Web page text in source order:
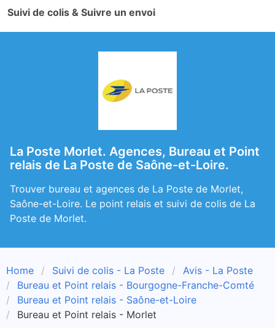
Suivi de colis & Suivre un envoi
La Poste Morlet. Agences, Bureau et Point
relais de La Poste de Saône-et-Loire.
Trouver bureau et agences de La Poste de Morlet,
Saône-et-Loire. Le point relais et suivi de colis de La
Poste de Morlet.
Home Suivi de colis - La Poste
Avis - La Poste
Bureau et Point relais - Bourgogne-Franche-Comté
Bureau et Point relais - Saône-et-Loire
Bureau et Point relais - Morlet